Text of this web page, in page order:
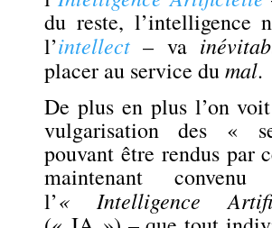
du reste, l’intelligence
l’intellect – va
placer au service dumal.
De plus en plus l’on
vulgarisation des «
pouvant être rendus par
maintenant convenu
l’« Intelligence